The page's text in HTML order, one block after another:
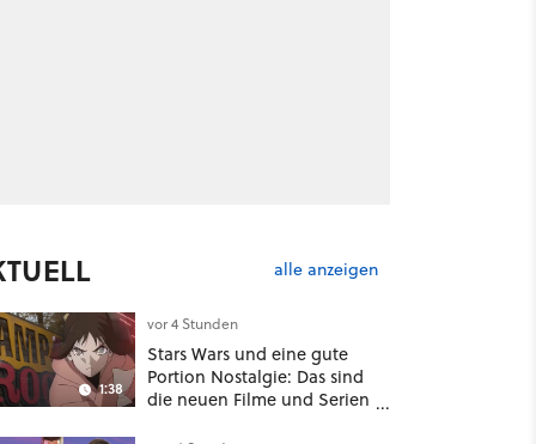
alle anzeigen
1:38
vor 4 Stunden
Stars Wars und eine gute
Portion Nostalgie: Das sind
die neuen Filme und Serien